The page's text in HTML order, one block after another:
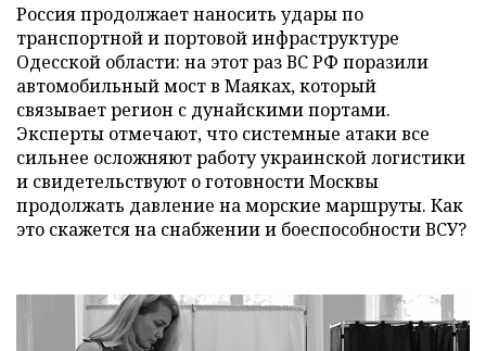
Россия продолжает наносить удары по
транспортной и портовой инфраструктуре
Одесской области: на этот раз ВС РФ поразили
автомобильный мост в Маяках, который
связывает регион с дунайскими портами.
Эксперты отмечают, что системные атаки все
сильнее осложняют работу украинской логистики
и свидетельствуют о готовности Москвы
продолжать давление на морские маршруты. Как
это скажется на снабжении и боеспособности ВСУ?